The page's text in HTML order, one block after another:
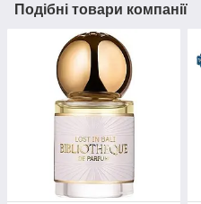
Подібні товари компанії